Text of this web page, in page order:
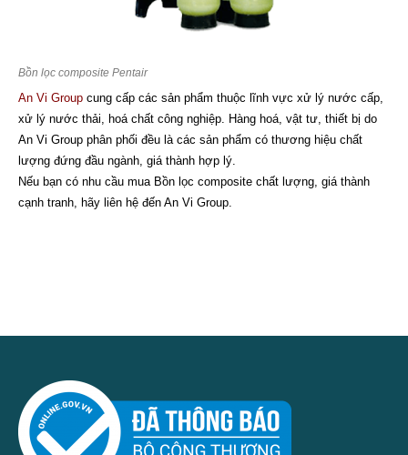
Bồn lọc composite Pentair
An Vi Group cung cấp các sản phẩm thuộc lĩnh vực xử lý nước cấp,
xử lý nước thải, hoá chất công nghiệp. Hàng hoá, vật tư, thiết bị do
An Vi Group phân phối đều là các sản phẩm có thương hiệu chất
lượng đứng đầu ngành, giá thành hợp lý.
Nếu bạn có nhu cầu mua Bồn lọc composite chất lượng, giá thành
cạnh tranh, hãy liên hệ đến An Vi Group.